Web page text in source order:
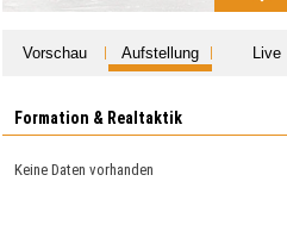
Vorschau Aufstellung Live
Formation & Realtaktik
Keine Daten vorhanden